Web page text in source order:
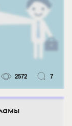
2572 7